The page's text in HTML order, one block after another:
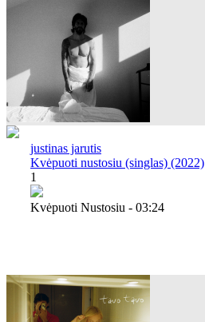
justinas jarutis
Kvėpuoti nustosiu (singlas) (2022)
1
Kvėpuoti Nustosiu - 03:24